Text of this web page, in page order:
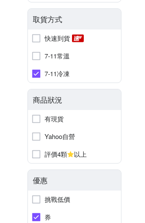
取貨方式
快速到貨
7-11常溫
7-11冷凍
商品狀況
有現貨
Yahoo自營
評價4顆
以上
優惠
挑戰低價
券